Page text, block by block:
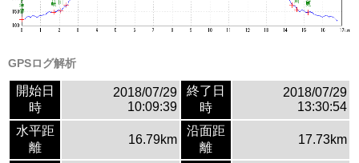
GPSログ解析
開始日
時
2018/07/29
10:09:39
終了日
時
2018/07/29
13:30:54
水平距
離
16.79km
沿面距
離
17.73km